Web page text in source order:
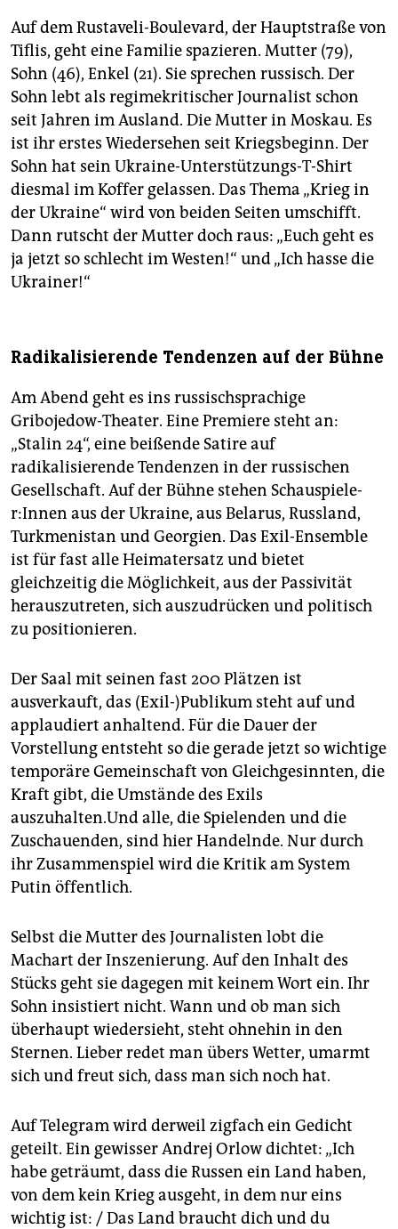
Auf dem Rustaveli-Boulevard, der Hauptstraße von
Tiflis, geht eine Familie spazieren. Mutter (79),
Sohn (46), Enkel (21). Sie sprechen russisch. Der
Sohn lebt als regimekritischer Journalist schon
seit Jahren im Ausland. Die Mutter in Moskau. Es
ist ihr erstes Wiedersehen seit Kriegsbeginn. Der
Sohn hat sein Ukraine-Unterstützungs-T-Shirt
diesmal im Koffer gelassen. Das Thema „Krieg in
der Ukraine“ wird von beiden Seiten umschifft.
Dann rutscht der Mutter doch raus: „Euch geht es
ja jetzt so schlecht im Westen!“ und „Ich hasse die
Ukrainer!“
Radikalisierende Tendenzen auf der Bühne
Am Abend geht es ins russischsprachige
Gribojedow-Theater. Eine Premiere steht an:
„Stalin 24“, eine beißende Satire auf
radikalisierende Tendenzen in der russischen
Gesellschaft. Auf der Bühne stehen Schau­spie­le­
r:In­nen aus der Ukraine, aus Belarus, Russland,
Turkmenistan und Georgien. Das Exil-Ensemble
ist für fast alle Heimatersatz und bietet
gleichzeitig die Möglichkeit, aus der Passivität
herauszutreten, sich auszudrücken und politisch
zu positionieren.
Der Saal mit seinen fast 200 Plätzen ist
ausverkauft, das (Exil-)Publikum steht auf und
applaudiert anhaltend. Für die Dauer der
Vorstellung entsteht so die gerade jetzt so wichtige
temporäre Gemeinschaft von Gleichgesinnten, die
Kraft gibt, die Umstände des Exils
auszuhalten.Und alle, die Spielenden und die
Zuschauenden, sind hier Handelnde. Nur durch
ihr Zusammenspiel wird die Kritik am System
Putin öffentlich.
Selbst die Mutter des Journalisten lobt die
Machart der Inszenierung. Auf den Inhalt des
Stücks geht sie dagegen mit keinem Wort ein. Ihr
Sohn insistiert nicht. Wann und ob man sich
überhaupt wiedersieht, steht ohnehin in den
Sternen. Lieber redet man übers Wetter, umarmt
sich und freut sich, dass man sich noch hat.
Auf Telegram wird derweil zigfach ein Gedicht
geteilt. Ein gewisser Andrej Orlow dichtet: „Ich
habe geträumt, dass die Russen ein Land haben,
von dem kein Krieg ausgeht, in dem nur eins
wichtig ist: / Das Land braucht dich und du